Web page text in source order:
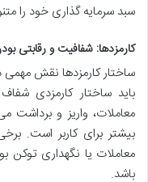
سبد سرمایه گذاری خود را
کارمزدها: شفافیت و رقابتی
ساختار کارمزدها نقش
باید ساختار کارمزدی
معاملات، واریز و برداشت
بیشتر برای کاربر است.
معاملات یا نگهداری توکن
باشد.